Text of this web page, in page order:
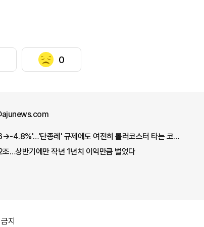
0
'+17.91→-5.12→+3.76→-4.8%'…'단종레' 규제에도 여전히 롤러코스터 타는 코스피
…상반기에만 작년 1년치 이익만큼 벌었다
지